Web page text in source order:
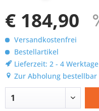
€ 184,90
Versandkostenfrei
Bestellartikel
Lieferzeit: 2 - 4 Werktage
Zur Abholung bestellbar